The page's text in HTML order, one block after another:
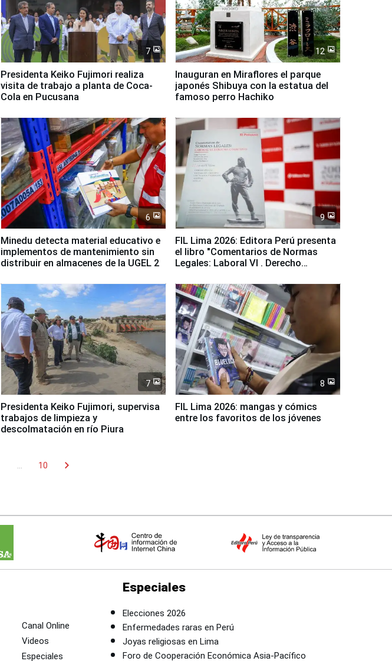
7
Presidenta Keiko Fujimori realiza
visita de trabajo a planta de Coca-
Cola en Pucusana
12
Inauguran en Miraflores el parque
japonés Shibuya con la estatua del
famoso perro Hachiko
6
Minedu detecta material educativo e
implementos de mantenimiento sin
distribuir en almacenes de la UGEL 2
9
FIL Lima 2026: Editora Perú presenta
el libro "Comentarios de Normas
Legales: Laboral Vl . Derecho
7
Presidenta Keiko Fujimori, supervisa
trabajos de limpieza y
descolmatación en río Piura
8
FIL Lima 2026: mangas y cómics
entre los favoritos de los jóvenes
... 10 chevron_right
Canal Online
Videos
Especiales
Especiales
Elecciones 2026
Enfermedades raras en Perú
Joyas religiosas en Lima
Foro de Cooperación Económica Asia-Pacífico